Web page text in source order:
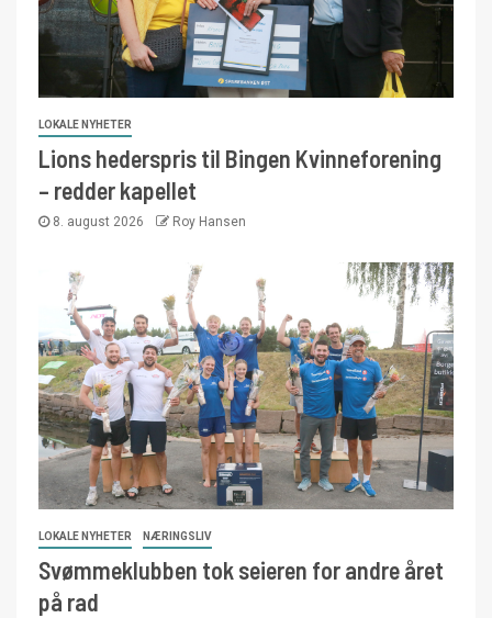
LOKALE NYHETER
Lions hederspris til Bingen Kvinneforening
– redder kapellet
8. august 2026 Roy Hansen
LOKALE NYHETER NÆRINGSLIV
Svømmeklubben tok seieren for andre året
på rad